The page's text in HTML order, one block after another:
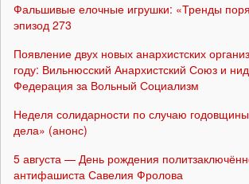
Фальшивые елочные игрушки: «Тренды
эпизод 273
Появление двух новых анархистских
году: Вильнюсский Анархистский Союз и
Федерация за Вольный Социализм
Неделя солидарности по случаю
дела» (анонс)
5 августа — День рождения
антифашиста Савелия Фролова